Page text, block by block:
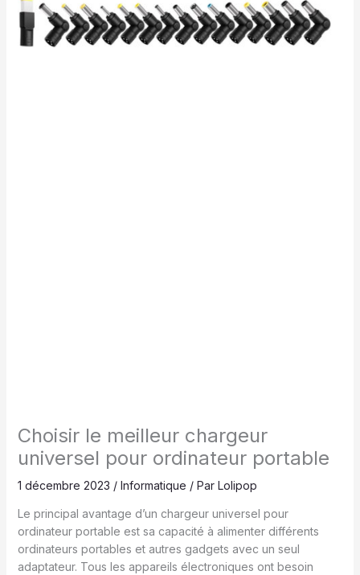
Choisir le meilleur chargeur
universel pour ordinateur portable
1 décembre 2023 / Informatique / Par Lolipop
Le principal avantage d’un chargeur universel pour
ordinateur portable est sa capacité à alimenter différents
ordinateurs portables et autres gadgets avec un seul
adaptateur. Tous les appareils électroniques ont besoin